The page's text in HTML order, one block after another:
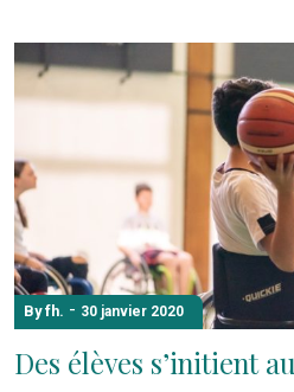
By fh. - 30 janvier 2020
Des élèves s’initient